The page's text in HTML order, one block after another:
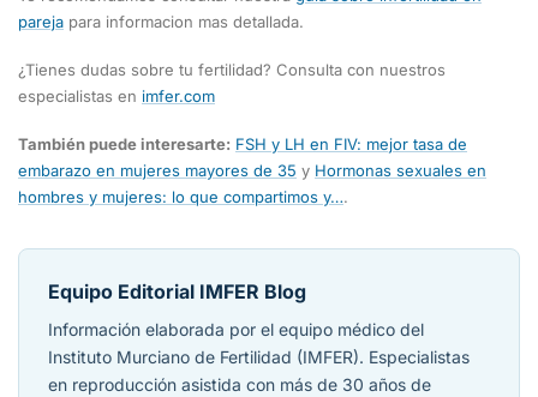
pareja para informacion mas detallada.
¿Tienes dudas sobre tu fertilidad? Consulta con nuestros
especialistas en imfer.com
También puede interesarte: FSH y LH en FIV: mejor tasa de
embarazo en mujeres mayores de 35 y Hormonas sexuales en
hombres y mujeres: lo que compartimos y….
Equipo Editorial IMFER Blog
Información elaborada por el equipo médico del
Instituto Murciano de Fertilidad (IMFER). Especialistas
en reproducción asistida con más de 30 años de